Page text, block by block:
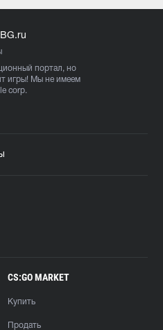
портал, но
игры! Мы не имеем
corp.
CS:GO MARKET
Купить
Продать